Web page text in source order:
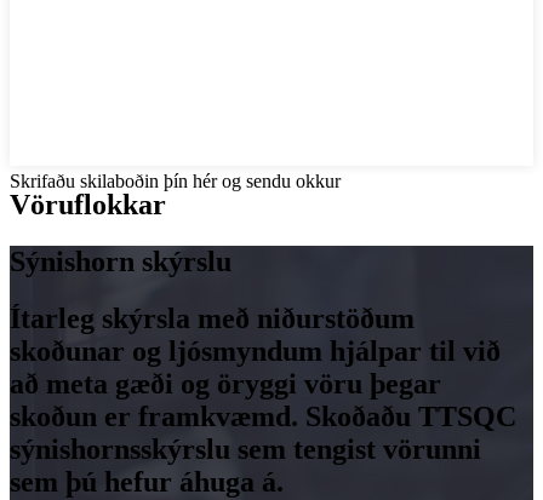
Skrifaðu skilaboðin þín hér og sendu okkur
Vöruflokkar
Sýnishorn skýrslu
Ítarleg skýrsla með niðurstöðum
skoðunar og ljósmyndum hjálpar til við
að meta gæði og öryggi vöru þegar
skoðun er framkvæmd. Skoðaðu TTSQC
sýnishornsskýrslu sem tengist vörunni
sem þú hefur áhuga á.